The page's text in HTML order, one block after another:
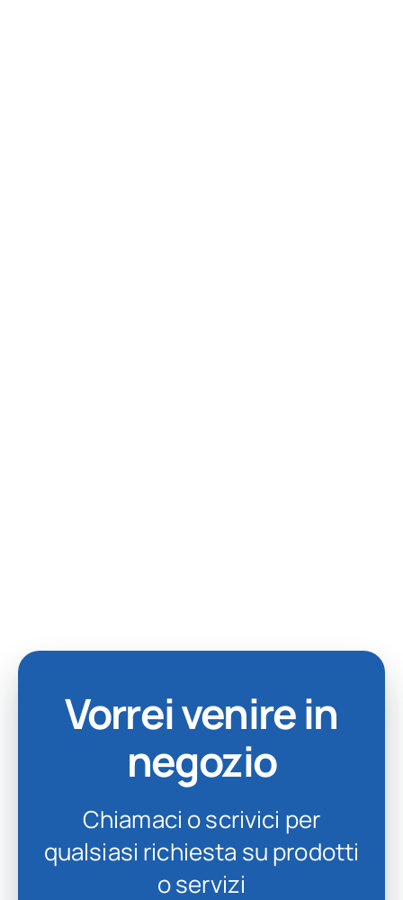
Vorrei venire in
negozio
Chiamaci o scrivici per
qualsiasi richiesta su prodotti
o servizi